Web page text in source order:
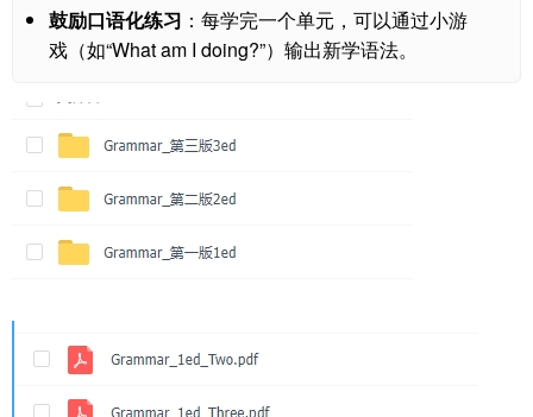
鼓励口语化练习 ：每学完一个单元，可以通过小游
戏（如“What am I doing?”）输出新学语法。